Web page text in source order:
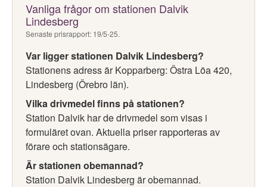
Vanliga frågor om stationen Dalvik
Lindesberg
Senaste prisrapport: 19/5-25.
Var ligger stationen Dalvik Lindesberg?
Stationens adress är Kopparberg: Östra Löa 420,
Lindesberg (Örebro län).
Vilka drivmedel finns på stationen?
Station Dalvik har de drivmedel som visas i
formuläret ovan. Aktuella priser rapporteras av
förare och stationsägare.
Är stationen obemannad?
Station Dalvik Lindesberg är obemannad.